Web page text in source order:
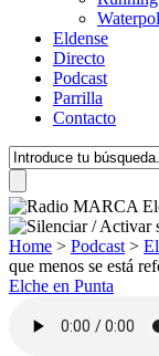
Eldense
Directo
Podcast
Parrilla
Contacto
Home > Podcast >
que menos se está
Elche en Punta